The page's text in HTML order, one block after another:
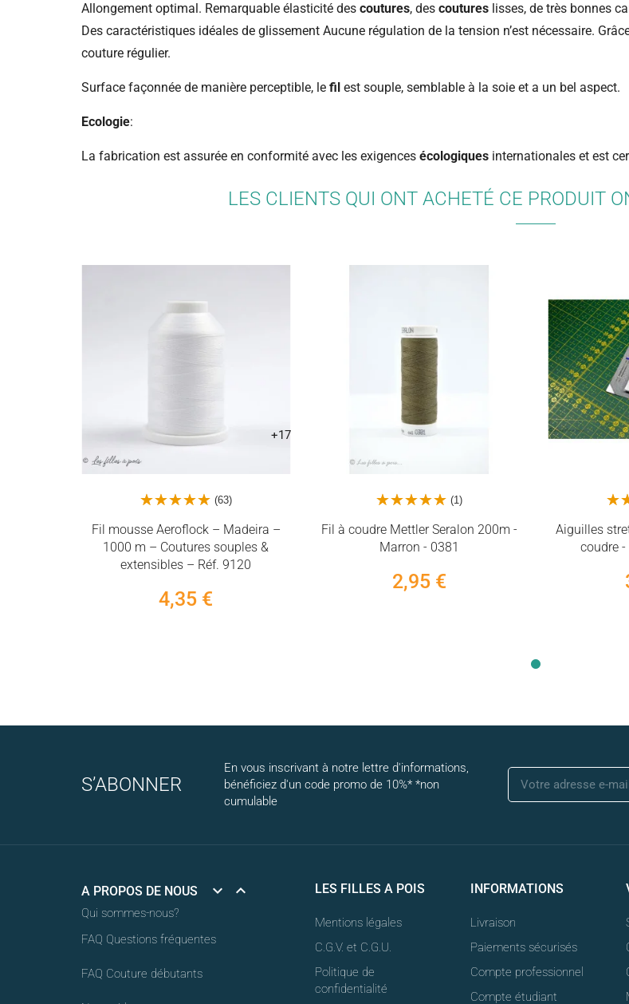
Allongement optimal. Remarquable élasticité des coutures, des coutures lisses, de très bonnes
Des caractéristiques idéales de glissement Aucune régulation de la tension n’est nécessaire.
couture régulier.
Surface façonnée de manière perceptible, le fil est souple, semblable à la soie et a un bel aspect.
Ecologie:
La fabrication est assurée en conformité avec les exigences écologiques internationales et est
LES CLIENTS QUI ONT ACHETÉ CE PRODUIT
+17
(63)
Fil mousse Aeroflock – Madeira –
1000 m – Coutures souples &
extensibles – Réf. 9120
4,35 €
(1)
Fil à coudre Mettler Seralon 200m -
Marron - 0381
2,95 €
Aiguilles
coudre
S’ABONNER
En vous inscrivant à notre lettre d'informations,
bénéficiez d'un code promo de 10%* *non
cumulable
A PROPOS DE NOUS  
Qui sommes-nous?
FAQ Questions fréquentes
FAQ Couture débutants
LES FILLES A POIS
Mentions légales
C.G.V. et C.G.U.
Politique de
confidentialité
INFORMATIONS
Livraison
Paiements sécurisés
Compte professionnel
Compte étudiant